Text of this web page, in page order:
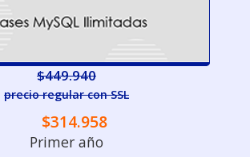
$449.940
precio regular con SSL
$314.958
Primer año